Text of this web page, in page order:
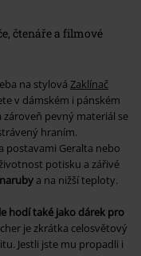
čtenáře a filmové
na stylová Zaklínač
v dámském i pánském
zároveň pevný materiál se
hraním.
a postavami Geralta nebo
potisku a zářivé
a na nižší teploty.
hodí také jako dárek pro
je zkrátka celosvětový
Jestli jste mu propadli i